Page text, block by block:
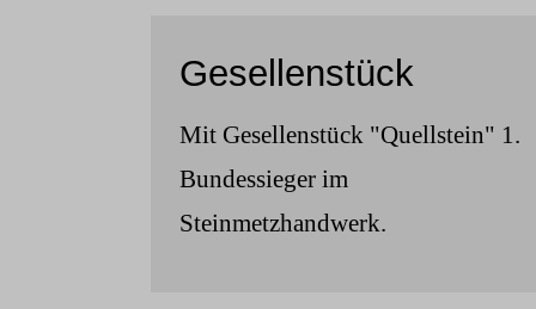
Gesellenstück
Mit Gesellenstück "Quellstein" 1.
Bundessieger im
Steinmetzhandwerk.